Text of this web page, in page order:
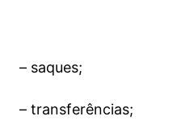
– saques;
– transferências;